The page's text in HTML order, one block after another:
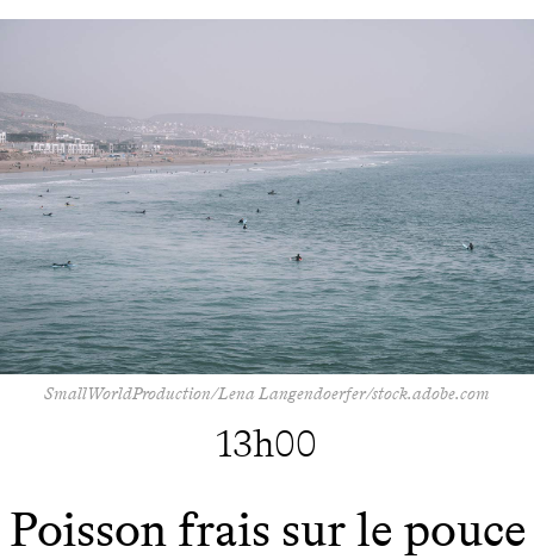
SmallWorldProduction/Lena Langendoerfer/stock.adobe.com
13h00
Poisson frais sur le pouce